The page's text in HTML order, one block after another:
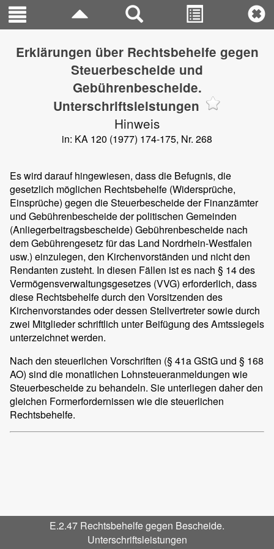
E.2.47 Rechtsbehelfe gegen Bescheide.
Unterschriftsleistungen
Erklärungen über Rechtsbehelfe gegen
Steuerbescheide und
Gebührenbescheide.
Unterschriftsleistungen
Hinweis
in: KA 120 (1977) 174-175, Nr. 268
Es wird darauf hingewiesen, dass die Befugnis, die
gesetzlich möglichen Rechtsbehelfe (Widersprüche,
Einsprüche) gegen die Steuerbescheide der Finanzämter
und Gebührenbescheide der politischen Gemeinden
(Anliegerbeitragsbescheide) Gebührenbescheide nach
dem Gebührengesetz für das Land Nordrhein-Westfalen
usw.) einzulegen, den Kirchenvorständen und nicht den
Rendanten zusteht. In diesen Fällen ist es nach § 14 des
Vermögensverwaltungsgesetzes (VVG) erforderlich, dass
diese Rechtsbehelfe durch den Vorsitzenden des
Kirchenvorstandes oder dessen Stellvertreter sowie durch
zwei Mitglieder schriftlich unter Beifügung des Amtssiegels
unterzeichnet werden.
Nach den steuerlichen Vorschriften (§ 41a GStG und § 168
AO) sind die monatlichen Lohnsteueranmeldungen wie
Steuerbescheide zu behandeln. Sie unterliegen daher den
gleichen Formerfordernissen wie die steuerlichen
Rechtsbehelfe.